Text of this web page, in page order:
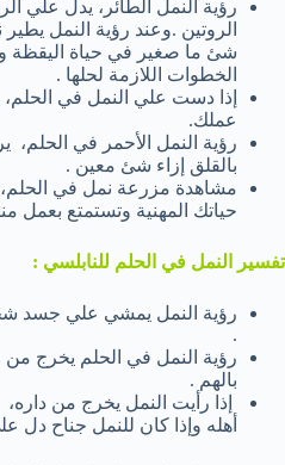
رؤية النمل الطائر، يدل علي
الروتين .وعند رؤية النمل
شئ ما صغير في حياة اليقظة
الخطوات اللازمة لحلها .
إذا دست علي النمل في
عملك.
رؤية النمل الأحمر في الحلم،
بالقلق إزاء شئ معين .
مشاهدة مزرعة نمل في
حياتك المهنية وتستمتع بعمل
تفسير النمل في الحلم للنابلسي :
رؤية النمل يمشي علي جسد
.
رؤية النمل في الحلم يخرج من
بالهم .
إذا رأيت النمل يخرج من
أهله وإذا كان للنمل جناح دل